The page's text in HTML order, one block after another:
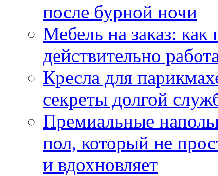
после бурной ночи
Мебель на заказ:
действительно
Кресла для
секреты долгой
Премиальные
пол, который не
и вдохновляет